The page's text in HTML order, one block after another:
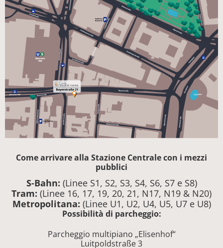
Come arrivare alla Stazione Centrale con i mezzi
pubblici
S-Bahn: (Linee S1, S2, S3, S4, S6, S7 e S8)
Tram: (Linee 16, 17, 19, 20, 21, N17, N19 & N20)
Metropolitana: (Linee U1, U2, U4, U5, U7 e U8)
Possibilità di parcheggio:
Parcheggio multipiano „Elisenhof“
Luitpoldstraße 3